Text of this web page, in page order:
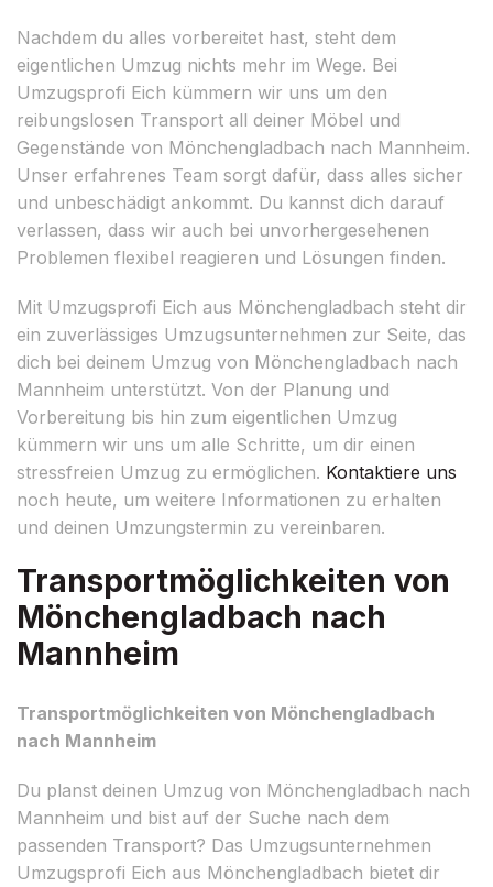
Nachdem du alles vorbereitet hast, steht dem
eigentlichen Umzug nichts mehr im Wege. Bei
Umzugsprofi Eich kümmern wir uns um den
reibungslosen Transport all deiner Möbel und
Gegenstände von Mönchengladbach nach Mannheim.
Unser erfahrenes Team sorgt dafür, dass alles sicher
und unbeschädigt ankommt. Du kannst dich darauf
verlassen, dass wir auch bei unvorhergesehenen
Problemen flexibel reagieren und Lösungen finden.
Mit Umzugsprofi Eich aus Mönchengladbach steht dir
ein zuverlässiges Umzugsunternehmen zur Seite, das
dich bei deinem Umzug von Mönchengladbach nach
Mannheim unterstützt. Von der Planung und
Vorbereitung bis hin zum eigentlichen Umzug
kümmern wir uns um alle Schritte, um dir einen
stressfreien Umzug zu ermöglichen. Kontaktiere uns
noch heute, um weitere Informationen zu erhalten
und deinen Umzungstermin zu vereinbaren.
Transportmöglichkeiten von
Mönchengladbach nach
Mannheim
Transportmöglichkeiten von Mönchengladbach
nach Mannheim
Du planst deinen Umzug von Mönchengladbach nach
Mannheim und bist auf der Suche nach dem
passenden Transport? Das Umzugsunternehmen
Umzugsprofi Eich aus Mönchengladbach bietet dir